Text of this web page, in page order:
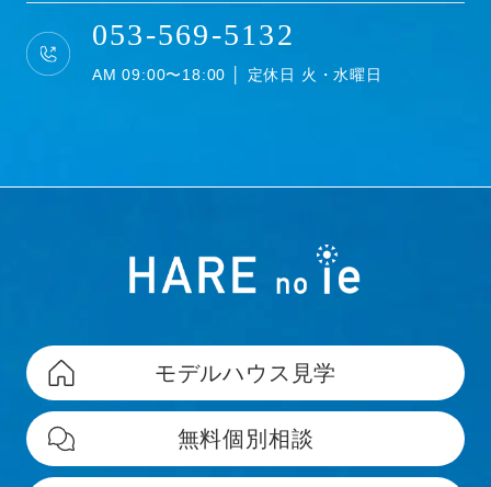
053-569-5132
AM 09:00〜18:00 │ 定休日 火・水曜日
モデルハウス見学
無料個別相談